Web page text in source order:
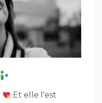
Et elle l'est